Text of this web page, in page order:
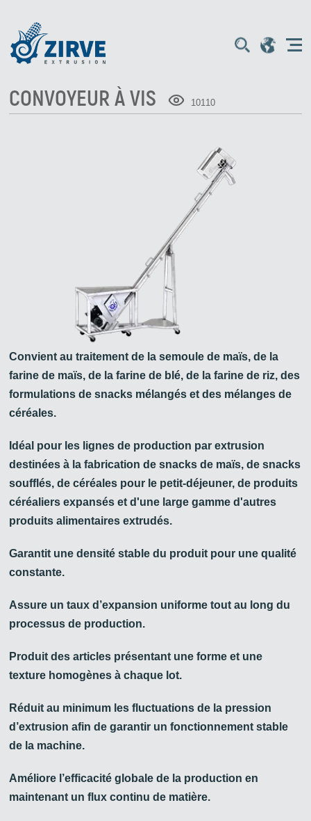
CONVOYEUR À VIS 10110
Convient au traitement de la semoule de maïs, de la
farine de maïs, de la farine de blé, de la farine de riz, des
formulations de snacks mélangés et des mélanges de
céréales.
Idéal pour les lignes de production par extrusion
destinées à la fabrication de snacks de maïs, de snacks
soufflés, de céréales pour le petit-déjeuner, de produits
céréaliers expansés et d'une large gamme d'autres
produits alimentaires extrudés.
Garantit une densité stable du produit pour une qualité
constante.
Assure un taux d’expansion uniforme tout au long du
processus de production.
Produit des articles présentant une forme et une
texture homogènes à chaque lot.
Réduit au minimum les fluctuations de la pression
d’extrusion afin de garantir un fonctionnement stable
de la machine.
Améliore l’efficacité globale de la production en
maintenant un flux continu de matière.